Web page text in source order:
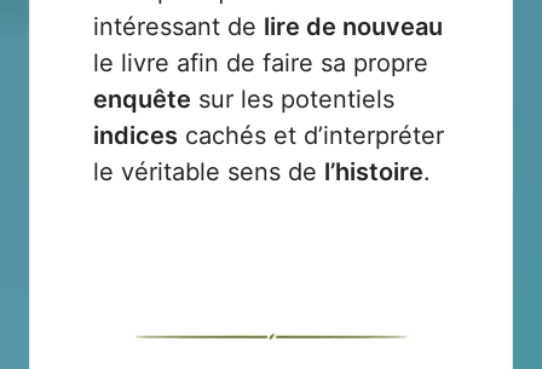
intéressant de lire de nouveau
le livre afin de faire sa propre
enquête sur les potentiels
indices cachés et d’interpréter
le véritable sens de l’histoire.